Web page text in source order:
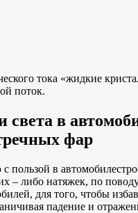
тока «жидкие
поток.
в
фар
в
– либо натяжек, по
для того, чтобы
падение и